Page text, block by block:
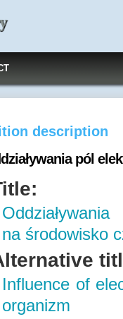
description
pól
na środowisko
Influence of
organizm